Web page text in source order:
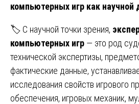
компьютерных игр как научной
🏷️ С научной точки зрения,
компьютерных игр — это род
технической экспертизы,
фактические данные,
исследования свойств игрового
обеспечения, игровых механик,